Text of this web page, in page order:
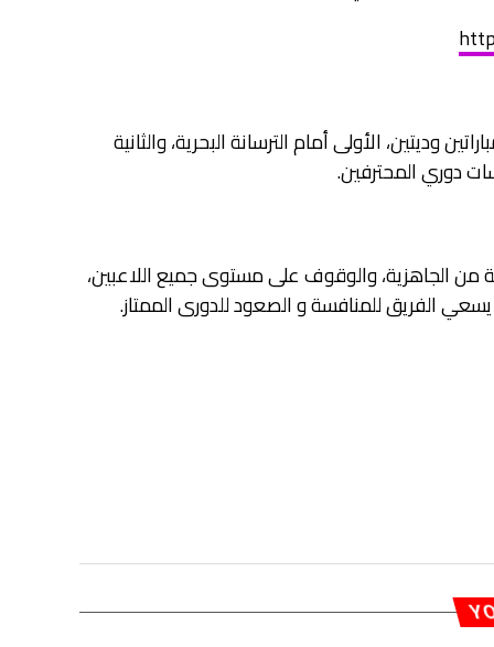
وديتين، الأولى أمام الترسانة البحرية، والثانية
دوري المحترفين.
الجاهزية، والوقوف على مستوى جميع اللاعبين،
الفريق للمنافسة و الصعود للدورى الممتاز.